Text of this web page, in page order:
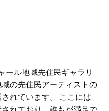
ール地域先住民ギャラリ
の先住民アーティストの
れています。 ここには
れており、誰もが満足で